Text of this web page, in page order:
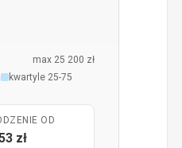
max 25 200 zł
kwartyle 25-75
OD
zł